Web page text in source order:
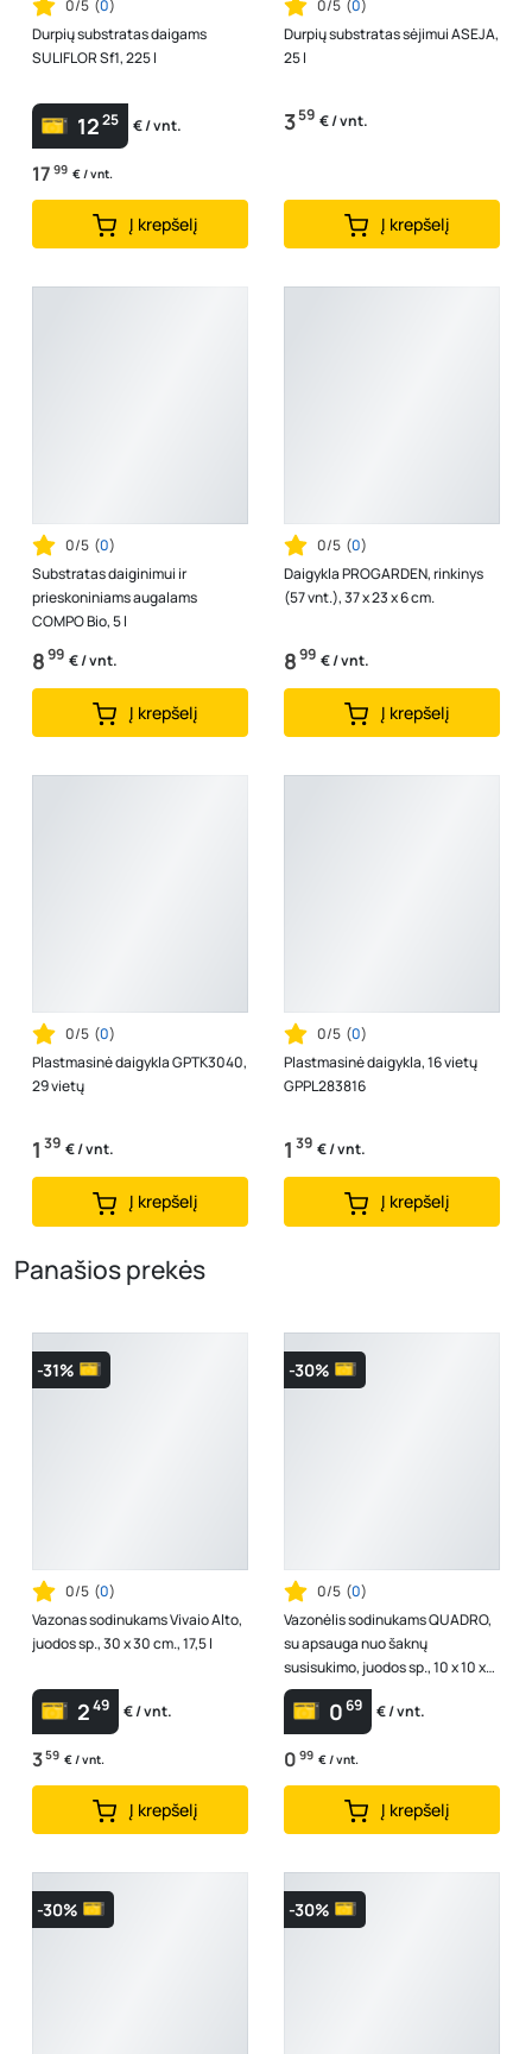
0/5 (0)
Durpių substratas daigams
SULIFLOR Sf1, 225 l
1225 € / vnt.
17 99 € / vnt.
Į krepšelį
0/5 (0)
Durpių substratas sėjimui ASEJA,
25 l
359 € / vnt.
Į krepšelį
0/5 (0)
Substratas daiginimui ir
prieskoniniams augalams
COMPO Bio, 5 l
899 € / vnt.
Į krepšelį
0/5 (0)
Daigykla PROGARDEN, rinkinys
(57 vnt.), 37 x 23 x 6 cm.
899 € / vnt.
Į krepšelį
0/5 (0)
Plastmasinė daigykla GPTK3040,
29 vietų
1 39 € / vnt.
Į krepšelį
0/5 (0)
Plastmasinė daigykla, 16 vietų
GPPL283816
1 39 € / vnt.
Į krepšelį
Panašios prekės
-31%
0/5 (0)
Vazonas sodinukams Vivaio Alto,
juodos sp., 30 x 30 cm., 17,5 l
249 € / vnt.
359 € / vnt.
Į krepšelį
-30%
0/5 (0)
Vazonėlis sodinukams QUADRO,
su apsauga nuo šaknų
susisukimo, juodos sp., 10 x 10 x
17 cm., 1,4 l
069 € / vnt.
0 99 € / vnt.
Į krepšelį
-30% -30%